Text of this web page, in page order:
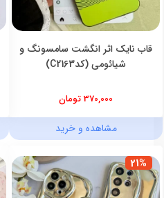
قاب نایک اثر انگشت سامسونگ و
شیائومی (کدC2163)
370,000 تومان
مشاهده و خرید
21%